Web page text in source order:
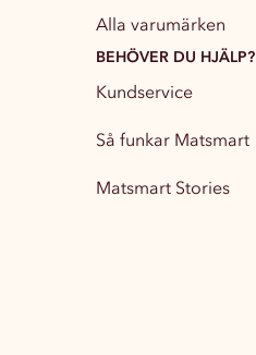
Vattenflaskor
Partytillbehör
Alla varumärken
BEHÖVER DU HJÄLP?
Kundservice
Så funkar Matsmart
Matsmart Stories